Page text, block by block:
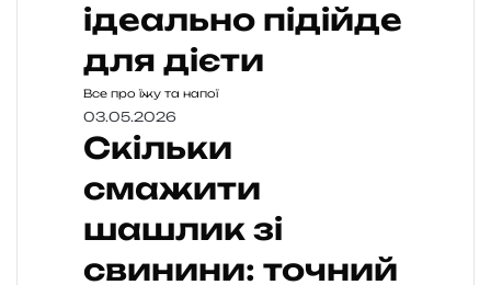
ідеально підійде
для дієти
Все про їжу та напої
03.05.2026
Скільки
смажити
шашлик зі
свинини: точний